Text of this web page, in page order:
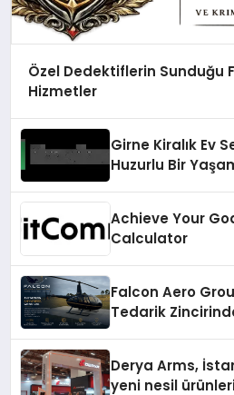
Özel Dedektiflerin Sunduğu
Hizmetler
Girne Kiralık Ev
Huzurlu Bir
Achieve Your
Calculator
Falcon Aero
Tedarik
Derya Arms,
yeni nesil